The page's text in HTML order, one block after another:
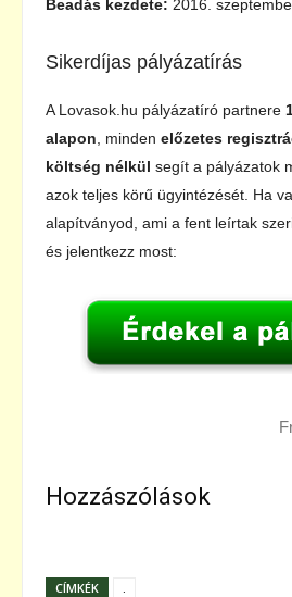
Beadás kezdete: 2016.
Sikerdíjas pályázatírás
A Lovasok.hu pályázatíró partnere
alapon , minden előzetes
költség nélkül segít a pályázatok
azok teljes körű ügyintézését. Ha
alapítványod, ami a fent leírtak
és jelentkezz most:
Hozzászólások
CÍMKÉK